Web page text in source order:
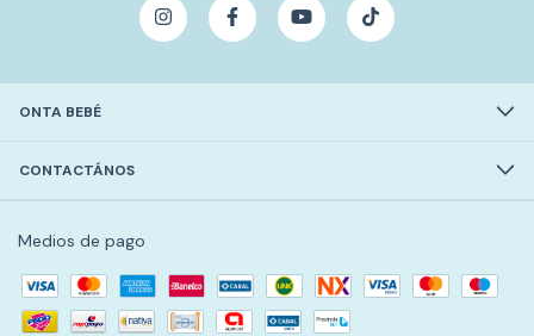
ONTA BEBÉ
CONTACTÁNOS
Medios de pago